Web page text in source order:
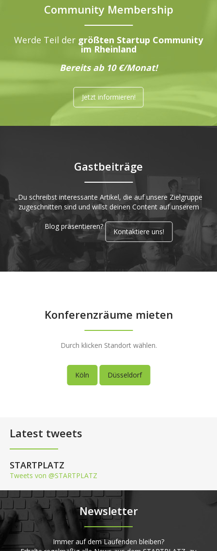
Community Membership
Werde Teil der größten Startup Community
im Rheinland
Bereits ab 10 €/Monat!
Jetzt informieren!
Gastbeiträge
„Du schreibst interessante Artikel, die auf unsere Zielgruppe
zugeschnitten sind und willst deinen Content auf unserem
Blog präsentieren?
Kontaktiere uns!
Konferenzräume mieten
Durch klicken Standort wählen.
Köln Düsseldorf
Latest tweets
STARTPLATZ
Tweets von @STARTPLATZ
Newsletter
Immer auf dem Laufenden bleiben?